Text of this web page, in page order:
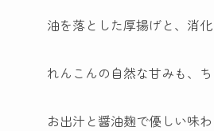
油を落とした厚揚げと、消
れんこんの自然な甘みも、
お出汁と醤油麹で優しい味